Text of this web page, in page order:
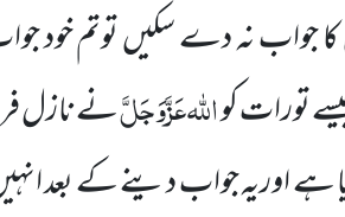
جواب نہ دے سکیں توتم خود
تورات کواللہعَزَّوَجَلَّنے نازل
ہے اوریہ جواب دینے کے بعد